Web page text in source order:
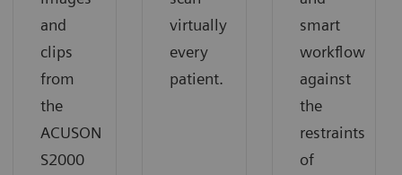
and
clips
from
the
ACUSON
S2000
virtually
every
patient.
smart
workflow
against
the
restraints
of